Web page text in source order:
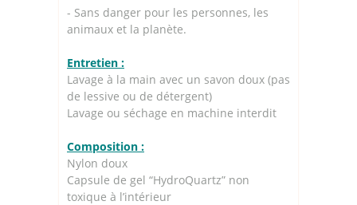
- Sans danger pour les personnes, les
animaux et la planète.
Entretien :
Lavage à la main avec un savon doux (pas
de lessive ou de détergent)
Lavage ou séchage en machine interdit
Composition :
Nylon doux
Capsule de gel “HydroQuartz” non
toxique à l’intérieur